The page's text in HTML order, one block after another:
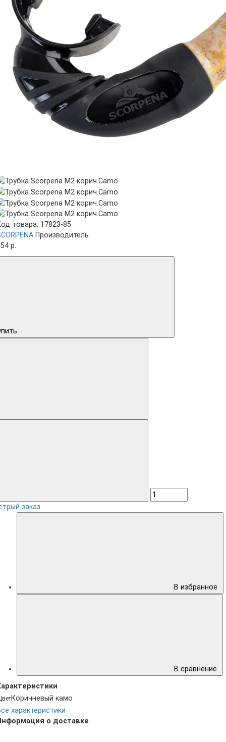
товара: 17823-85
Производитель
р.
заказ
В избранное
В сравнение
Коричневый камо
характеристики
о доставке